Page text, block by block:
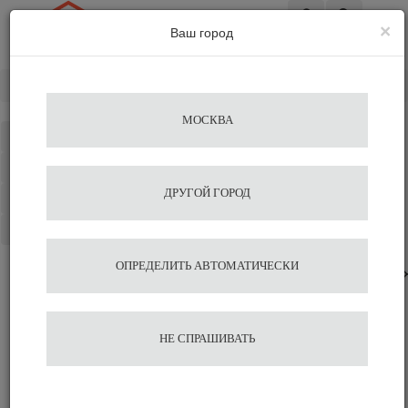
Избранное
Ложки
Аксессуары для бариста
Воронки для дозации
Другое
×
Ваш город
МОСКВА
ДРУГОЙ ГОРОД
ОПРЕДЕЛИТЬ АВТОМАТИЧЕСКИ
НЕ СПРАШИВАТЬ